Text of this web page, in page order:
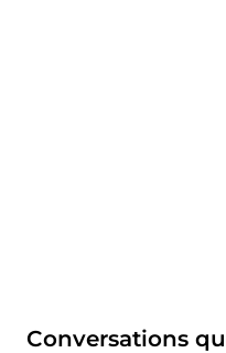
Conversations